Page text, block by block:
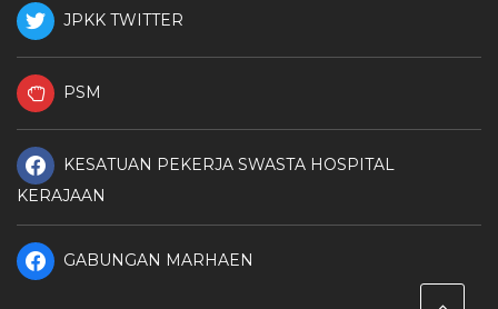
JPKK TWITTER
PSM
KESATUAN PEKERJA SWASTA HOSPITAL
KERAJAAN
GABUNGAN MARHAEN